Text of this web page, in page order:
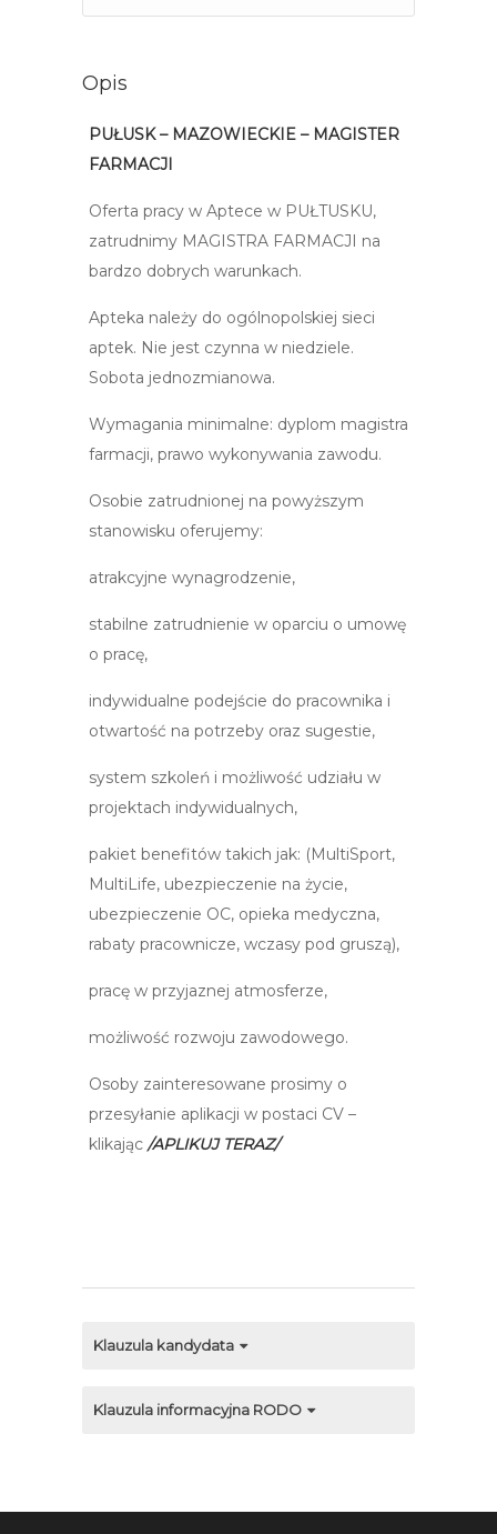
Opis
PUŁUSK – MAZOWIECKIE – MAGISTER
FARMACJI
Oferta pracy w Aptece w PUŁTUSKU,
zatrudnimy MAGISTRA FARMACJI na
bardzo dobrych warunkach.
Apteka należy do ogólnopolskiej sieci
aptek. Nie jest czynna w niedziele.
Sobota jednozmianowa.
Wymagania minimalne: dyplom magistra
farmacji, prawo wykonywania zawodu.
Osobie zatrudnionej na powyższym
stanowisku oferujemy:
atrakcyjne wynagrodzenie,
stabilne zatrudnienie w oparciu o umowę
o pracę,
indywidualne podejście do pracownika i
otwartość na potrzeby oraz sugestie,
system szkoleń i możliwość udziału w
projektach indywidualnych,
pakiet benefitów takich jak: (MultiSport,
MultiLife, ubezpieczenie na życie,
ubezpieczenie OC, opieka medyczna,
rabaty pracownicze, wczasy pod gruszą),
pracę w przyjaznej atmosferze,
możliwość rozwoju zawodowego.
Osoby zainteresowane prosimy o
przesyłanie aplikacji w postaci CV –
klikając /APLIKUJ TERAZ/
Klauzula kandydata
Klauzula informacyjna RODO